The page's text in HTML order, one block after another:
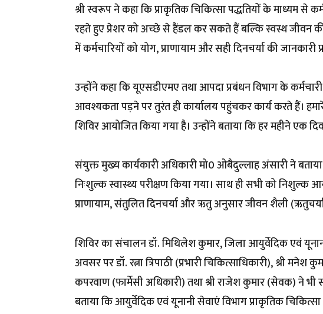
श्री स्वरूप ने कहा कि प्राकृतिक चिकित्सा पद्धतियों के माध्यम से
रहते हुए प्रेशर को अच्छे से हैंडल कर सकते हैं बल्कि स्वस्थ जीवन
में कर्मचारियों को योग, प्राणायाम और सही दिनचर्या की जानकारी
उन्होंने कहा कि यूएसडीएमए तथा आपदा प्रबंधन विभाग के
आवश्यकता पड़ने पर तुरंत ही कार्यालय पहुंचकर कार्य करते हैं।
शिविर आयोजित किया गया है। उन्होंने बताया कि हर महीने एक
संयुक्त मुख्य कार्यकारी अधिकारी मो0 ओबैदुल्लाह अंसारी ने
निःशुल्क स्वास्थ्य परीक्षण किया गया। साथ ही सभी को निशुल्क
प्राणायाम, संतुलित दिनचर्या और ऋतु अनुसार जीवन शैली (ऋतुचर्या)
शिविर का संचालन डॉ. मिथिलेश कुमार, जिला आयुर्वेदिक एवं
अवसर पर डॉ. रत्ना त्रिपाठी (प्रभारी चिकित्साधिकारी), श्री मनेश
कपरवाण (फार्मेसी अधिकारी) तथा श्री राजेश कुमार (सेवक) ने भी
बताया कि आयुर्वेदिक एवं यूनानी सेवाएं विभाग प्राकृतिक